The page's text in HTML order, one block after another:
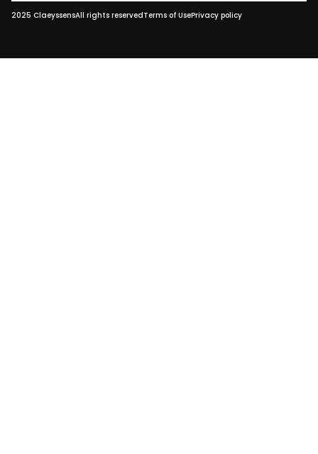
2025 ClaeyssensAll rights reservedTerms of UsePrivacy policy